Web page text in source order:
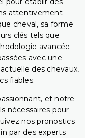
attentivement
cheval, sa forme
clés tels que
avancée
avec une
des chevaux,
fiables.
et notre
nécessaires pour
nos pronostics
par des experts